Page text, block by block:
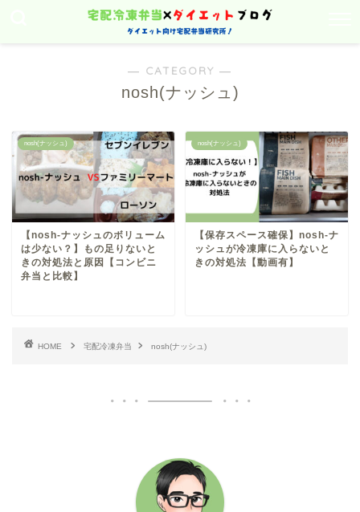
― CATEGORY ―
nosh(ナッシュ)
nosh(ナッシュ)
【nosh-ナッシュのボリューム
は少ない？】もの足りないと
きの対処法と原因【コンビニ
弁当と比較】
nosh(ナッシュ)
【保存スペース確保】nosh-ナ
ッシュが冷凍庫に入らないと
きの対処法【動画有】
HOME 宅配冷凍弁当 nosh(ナッシュ)